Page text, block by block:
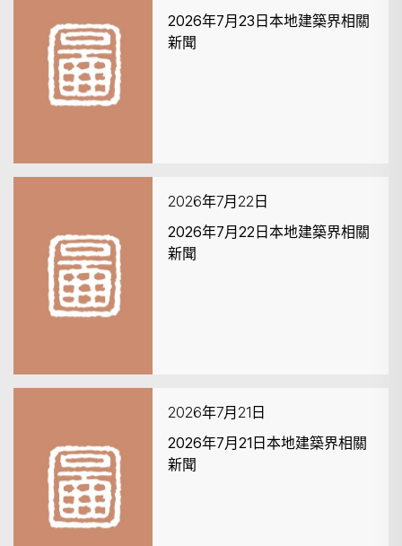
2026年7月23日本地建築界相關
新聞
2026年7月22日
2026年7月22日本地建築界相關
新聞
2026年7月21日
2026年7月21日本地建築界相關
新聞